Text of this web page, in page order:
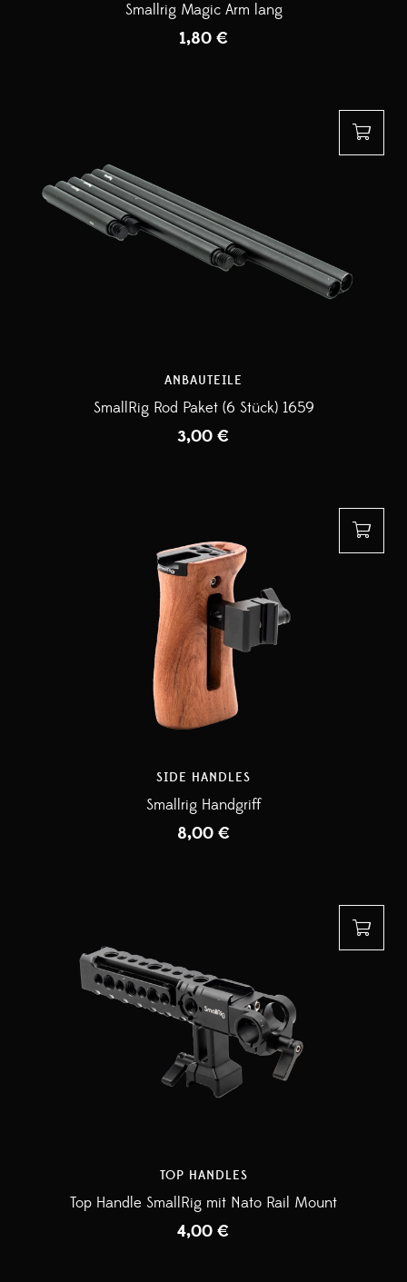
Smallrig Magic Arm lang
1,80 €
ANBAUTEILE
SmallRig Rod Paket (6 Stück) 1659
3,00 €
SIDE HANDLES
Smallrig Handgriff
8,00 €
TOP HANDLES
Top Handle SmallRig mit Nato Rail Mount
4,00 €